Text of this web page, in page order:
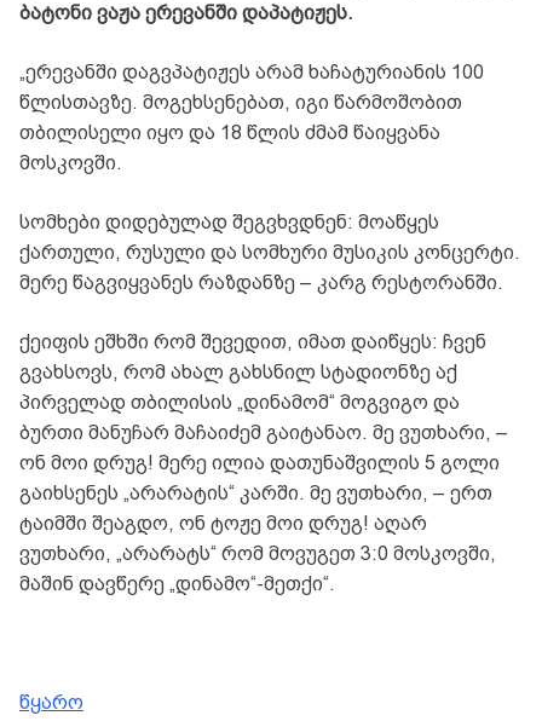
ბატონი ვაჟა ერევანში დაპატიჟეს.
„ერევანში დაგვპატიჟეს არამ ხაჩატურიანის 100
წლისთავზე. მოგეხსენებათ, იგი წარმოშობით
თბილისელი იყო და 18 წლის ძმამ წაიყვანა
მოსკოვში.
სომხები დიდებულად შეგვხვდნენ: მოაწყეს
ქართული, რუსული და სომხური მუსიკის კონცერტი.
მერე წაგვიყვანეს რაზდანზე – კარგ რესტორანში.
ქეიფის ეშხში რომ შევედით, იმათ დაიწყეს: ჩვენ
გვახსოვს, რომ ახალ გახსნილ სტადიონზე აქ
პირველად თბილისის „დინამომ“ მოგვიგო და
ბურთი მანუჩარ მაჩაიძემ გაიტანაო. მე ვუთხარი, –
ონ მოი დრუგ! მერე ილია დათუნაშვილის 5 გოლი
გაიხსენეს „არარატის“ კარში. მე ვუთხარი, – ერთ
ტაიმში შეაგდო, ონ ტოჟე მოი დრუგ! აღარ
ვუთხარი, „არარატს“ რომ მოვუგეთ 3:0 მოსკოვში,
მაშინ დავწერე „დინამო“-მეთქი“.
წყარო